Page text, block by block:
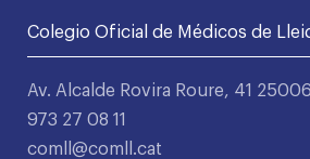
Colegio Oficial de Médicos de
Av. Alcalde Rovira Roure, 41
973 27 08 11
comll@comll.cat